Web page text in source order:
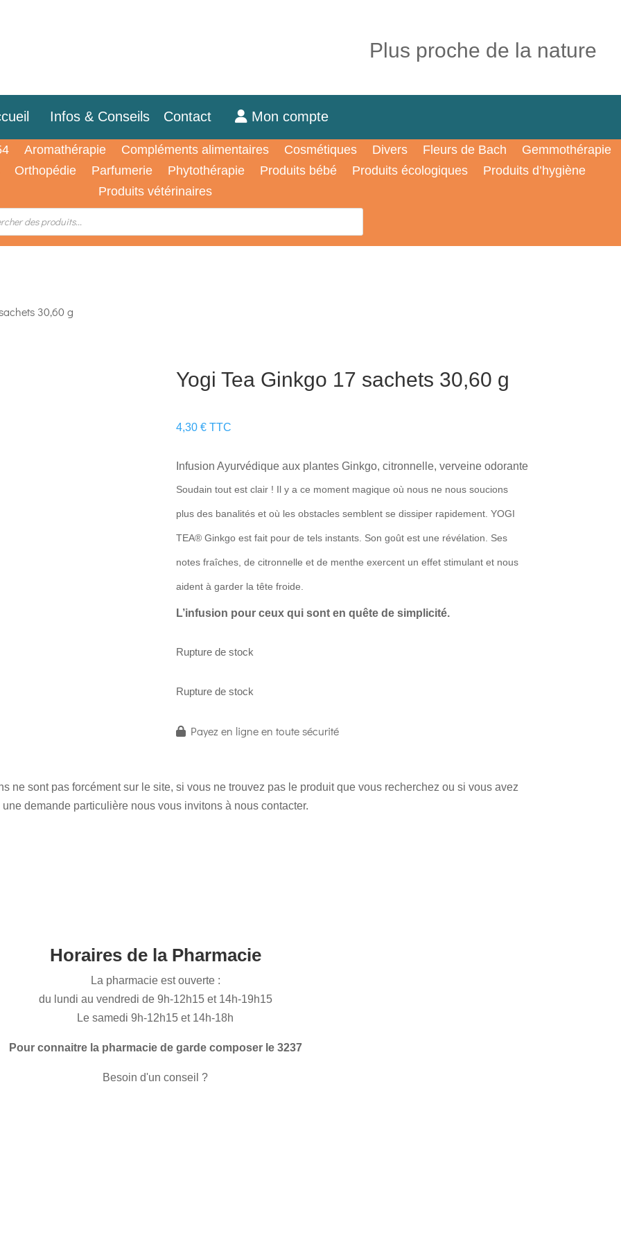
Plus proche de la nature
Infos & Conseils Contact Mon compte
Aromathérapie Compléments alimentaires Cosmétiques Divers Fleurs de Bach
Gemmothérapie
Orthopédie Parfumerie Phytothérapie Produits bébé Produits écologiques
Produits d’hygiène
Produits vétérinaires
30,60 g
Yogi Tea Ginkgo 17 sachets 30,60 g
4,30 € TTC
Infusion Ayurvédique aux plantes Ginkgo, citronnelle, verveine odorante
Soudain tout est clair ! Il y a ce moment magique où nous ne nous soucions
plus des banalités et où les obstacles semblent se dissiper rapidement. YOGI
TEA® Ginkgo est fait pour de tels instants. Son goût est une révélation. Ses
notes fraîches, de citronnelle et de menthe exercent un effet stimulant et nous
aident à garder la tête froide.
L’infusion pour ceux qui sont en quête de simplicité.
Rupture de stock
Rupture de stock
Payez en ligne en toute sécurité
ne sont pas forcément sur le site, si vous ne trouvez pas le produit que vous recherchez ou si vous avez
une demande particulière nous vous invitons à nous contacter.
Horaires de la Pharmacie
La pharmacie est ouverte :
du lundi au vendredi de 9h-12h15 et 14h-19h15
Le samedi 9h-12h15 et 14h-18h
Pour connaitre la pharmacie de garde composer le 3237
Besoin d'un conseil ?